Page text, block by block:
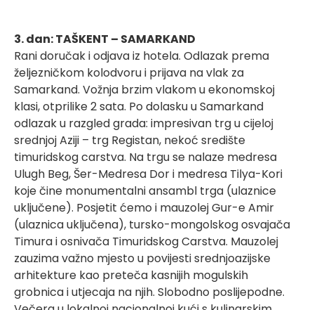
3. dan: TAŠKENT – SAMARKAND
Rani doručak i odjava iz hotela. Odlazak prema
željezničkom kolodvoru i prijava na vlak za
Samarkand. Vožnja brzim vlakom u ekonomskoj
klasi, otprilike 2 sata. Po dolasku u Samarkand
odlazak u razgled grada: impresivan trg u cijeloj
srednjoj Aziji – trg Registan, nekoć središte
timuridskog carstva. Na trgu se nalaze medresa
Ulugh Beg, Šer-Medresa Dor i medresa Tilya-Kori
koje čine monumentalni ansambl trga (ulaznice
uključene). Posjetit ćemo i mauzolej Gur-e Amir
(ulaznica uključena), tursko-mongolskog osvajača
Timura i osnivača Timuridskog Carstva. Mauzolej
zauzima važno mjesto u povijesti srednjoazijske
arhitekture kao preteča kasnijih mogulskih
grobnica i utjecaja na njih. Slobodno poslijepodne.